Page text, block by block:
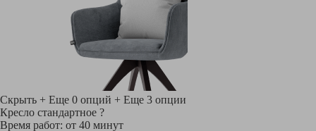
Скрыть + Еще 0 опций + Еще 3 опции
Кресло стандартное ?
Время работ: от 40 минут